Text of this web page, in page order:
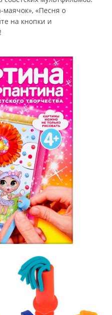
маячок», «Песня о
на кнопки и